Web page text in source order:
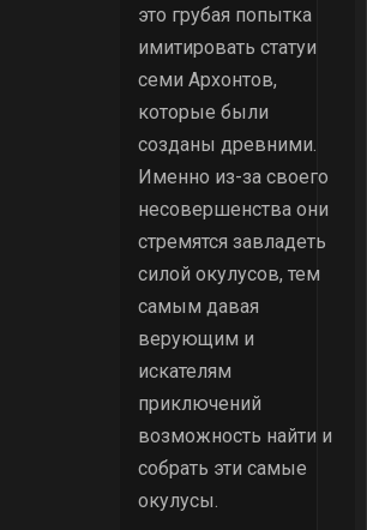
это грубая попытка
имитировать статуи
семи Архонтов,
которые были
созданы древними.
Именно из-за своего
несовершенства они
стремятся завладеть
силой окулусов, тем
самым давая
верующим и
искателям
приключений
возможность найти и
собрать эти самые
окулусы.